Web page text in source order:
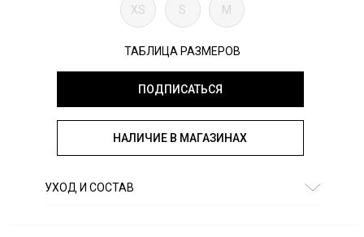
XS S M
ТАБЛИЦА РАЗМЕРОВ
ПОДПИСАТЬСЯ
НАЛИЧИЕ В МАГАЗИНАХ
УХОД И СОСТАВ